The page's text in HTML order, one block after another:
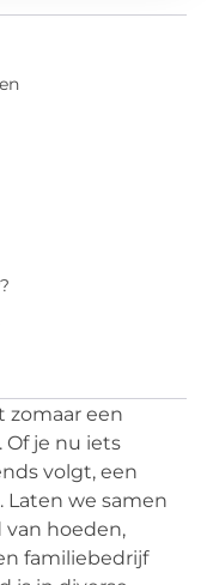
zomaar een
je nu iets
volgt, een
we samen
van hoeden,
familiebedrijf